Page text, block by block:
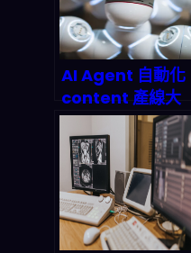
AI Agent 自動化
content 產線大
揭密：Global
Mofy
OpenClaw 整合
如何顛覆 2026 內
容產業鏈？